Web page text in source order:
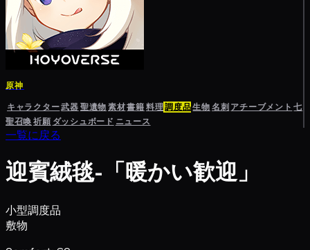
原神
キャラクター武器聖遺物素材書籍料理調度品生物名刺 アチーブメント 七
聖召喚祈願 ダッシュボード ニュース
一覧に戻る
迎賓絨毯-「暖かい歓迎」
小型調度品
敷物